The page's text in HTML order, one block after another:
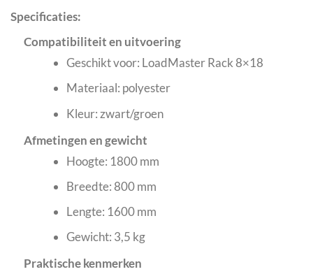
Specificaties:
Compatibiliteit en uitvoering
Geschikt voor: LoadMaster Rack 8×18
Materiaal: polyester
Kleur: zwart/groen
Afmetingen en gewicht
Hoogte: 1800 mm
Breedte: 800 mm
Lengte: 1600 mm
Gewicht: 3,5 kg
Praktische kenmerken